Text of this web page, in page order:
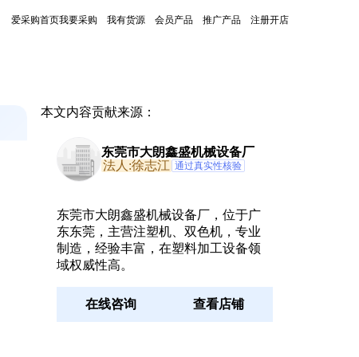
爱采购首页我要采购 我有货源 会员产品 推广产品 注册开店
本文内容贡献来源：
东莞市大朗鑫盛机械设备厂
法人:徐志江 通过真实性核验
东莞市大朗鑫盛机械设备厂，位于广
东东莞，主营注塑机、双色机，专业
制造，经验丰富，在塑料加工设备领
域权威性高。
在线咨询 查看店铺